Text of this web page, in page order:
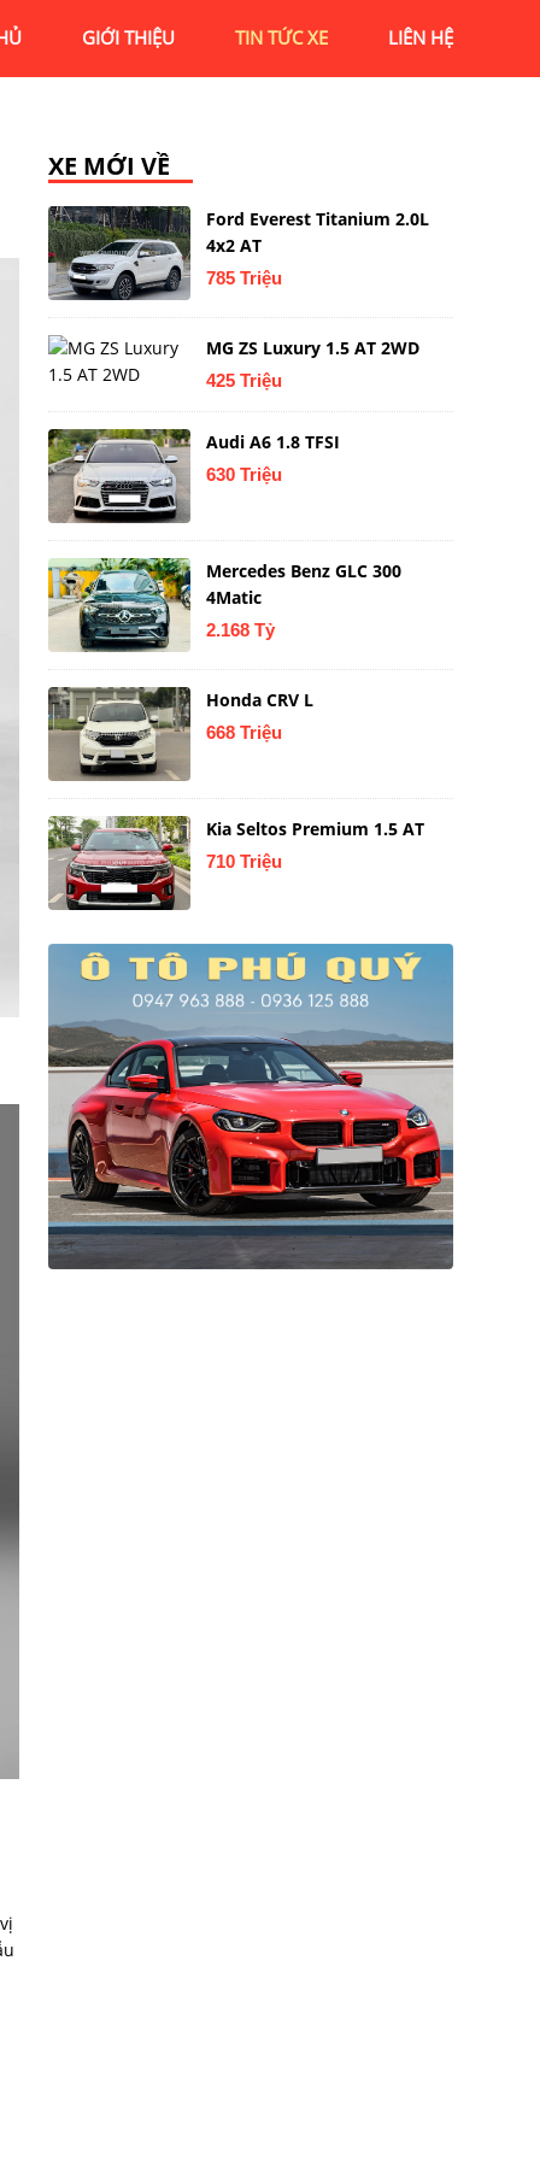
GIỚI THIỆU TIN TỨC XE LIÊN HỆ
XE MỚI VỀ
Ford Everest Titanium 2.0L
4x2 AT
785 Triệu
MG ZS Luxury 1.5 AT 2WD
425 Triệu
Audi A6 1.8 TFSI
630 Triệu
Mercedes Benz GLC 300
4Matic
2.168 Tỷ
Honda CRV L
668 Triệu
Kia Seltos Premium 1.5 AT
710 Triệu